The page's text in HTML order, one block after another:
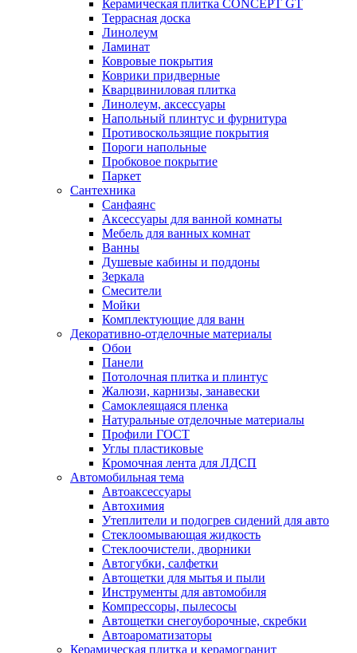
Керамическая плитка CONCEPT GT
Террасная доска
Линолеум
Ламинат
Ковровые покрытия
Коврики придверные
Кварцвиниловая плитка
Линолеум, аксессуары
Напольный плинтус и фурнитура
Противоскользящие покрытия
Пороги напольные
Пробковое покрытие
Паркет
Сантехника
Санфаянс
Аксессуары для ванной комнаты
Мебель для ванных комнат
Ванны
Душевые кабины и поддоны
Зеркала
Смесители
Мойки
Комплектующие для ванн
Декоративно-отделочные материалы
Обои
Панели
Потолочная плитка и плинтус
Жалюзи, карнизы, занавески
Самоклеящаяся пленка
Натуральные отделочные материалы
Профили ГОСТ
Углы пластиковые
Кромочная лента для ЛДСП
Автомобильная тема
Автоаксессуары
Автохимия
Утеплители и подогрев сидений для авто
Стеклоомывающая жидкость
Стеклоочистели, дворники
Автогубки, салфетки
Автощетки для мытья и пыли
Инструменты для автомобиля
Компрессоры, пылесосы
Автощетки снегоуборочные, скребки
Автоароматизаторы
Керамическая плитка и керамогранит